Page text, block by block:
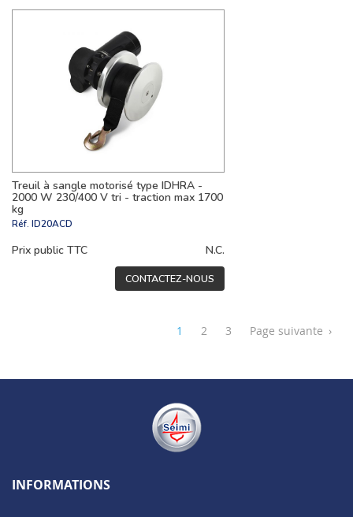
Treuil à sangle motorisé type IDHRA -
2000 W 230/400 V tri - traction max 1700
kg
Réf. ID20ACD
Prix public TTC N.C.
CONTACTEZ-NOUS
1 2 3 ›
Page suivante
INFORMATIONS